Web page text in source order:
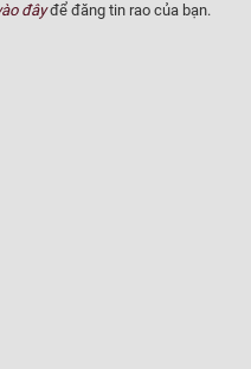
đâyđể đăng tin rao của bạn.